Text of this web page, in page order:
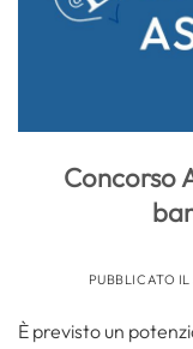
Concorso
PUBBLICATO IL
È previsto un